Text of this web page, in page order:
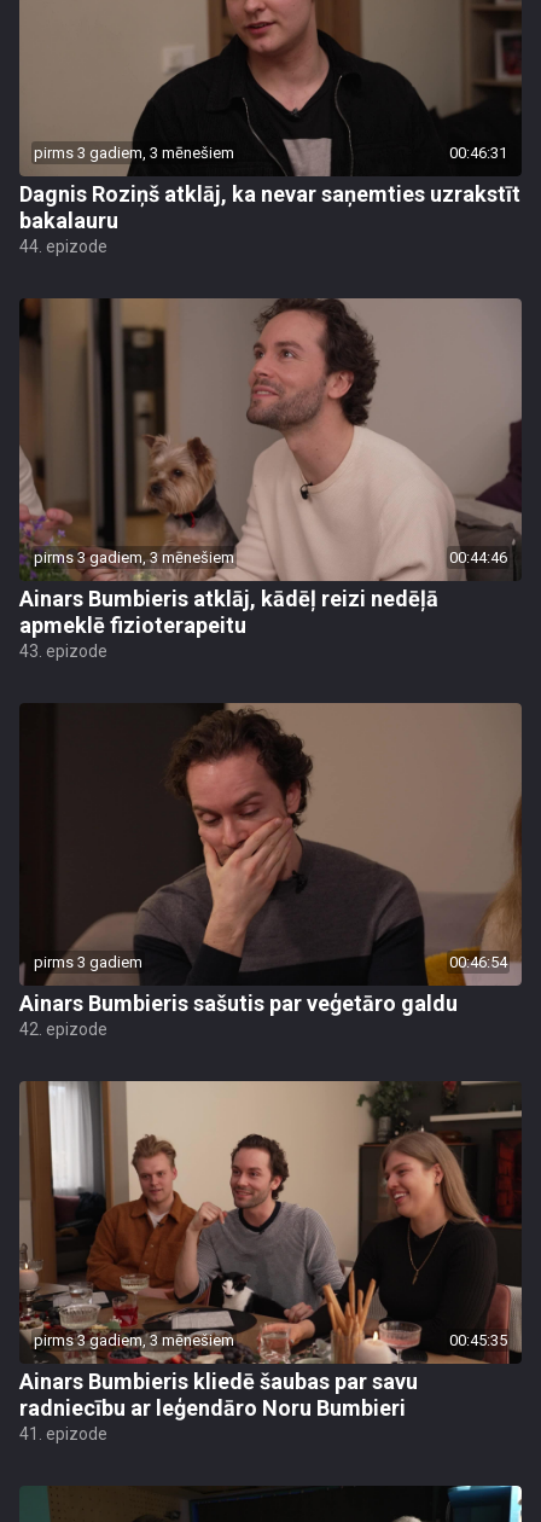
pirms 3 gadiem, 3 mēnešiem 00:46:31
Dagnis Roziņš atklāj, ka nevar saņemties uzrakstīt
bakalauru
44. epizode
pirms 3 gadiem, 3 mēnešiem 00:44:46
Ainars Bumbieris atklāj, kādēļ reizi nedēļā
apmeklē fizioterapeitu
43. epizode
pirms 3 gadiem 00:46:54
Ainars Bumbieris sašutis par veģetāro galdu
42. epizode
pirms 3 gadiem, 3 mēnešiem 00:45:35
Ainars Bumbieris kliedē šaubas par savu
radniecību ar leģendāro Noru Bumbieri
41. epizode